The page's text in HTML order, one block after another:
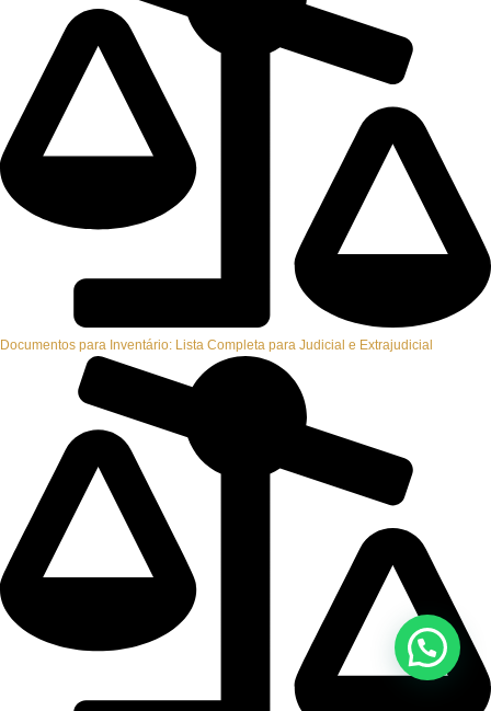
Documentos para Inventário: Lista Completa para Judicial e Extrajudicial